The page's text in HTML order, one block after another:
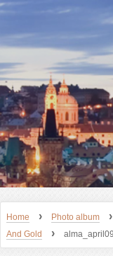
Home › Photo album ›
And Gold
›